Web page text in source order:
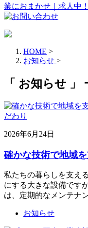
HOME >
お知らせ >
「 お知らせ 」
2026年6月24日
確かな技術で地域
私たちの暮らしを支え
にする大きな設備です
は、定期的なメンテナ
お知らせ